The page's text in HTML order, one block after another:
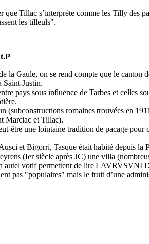
que Tillac s’interprète comme les Tilly
les tilleuls".
la Gaule, on se rend compte que le
Saint-Justin.
pays sous influence de Tarbes et celles
(subconstructions romaines trouvées en
Marciac et Tillac).
être une lointaine tradition de pacage pour
et Bigorri, Tasque était habité depuis la
(Ier siècle après JC) une villa
autel votif permettent de lire
pas "populaires" mais le fruit d’une